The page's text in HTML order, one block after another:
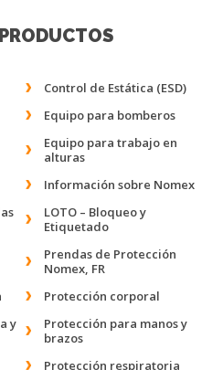
Control de Estática (ESD)
Equipo para bomberos
Equipo para trabajo en
alturas
Información sobre Nomex
LOTO – Bloqueo y
Etiquetado
Prendas de Protección
Nomex, FR
Protección corporal
y
Protección para manos y
brazos
Protección respiratoria